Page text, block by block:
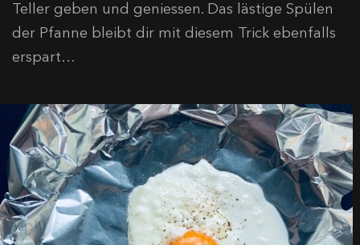
Teller geben und geniessen. Das lästige Spülen
der Pfanne bleibt dir mit diesem Trick ebenfalls
erspart…